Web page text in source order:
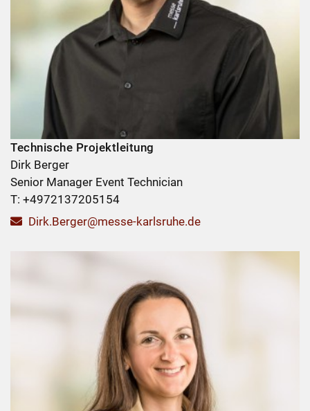
Technische Projektleitung
Dirk Berger
Senior Manager Event Technician
T: +4972137205154
Dirk.Berger@messe-karlsruhe.de